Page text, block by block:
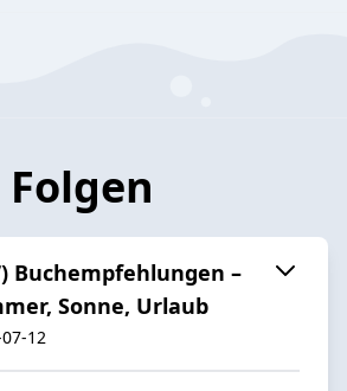
Folgen
Buchempfehlungen –
Sonne, Urlaub
12